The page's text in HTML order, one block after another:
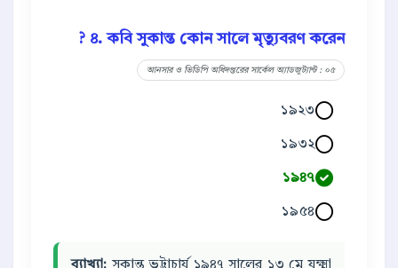
৪. কবি সুকান্ত কোন সালে মৃত্যুবরণ করেন ?
আনসার ও ভিডিপি অধিদপ্তরের সার্কেল অ্যাডজুট্যান্ট : ০৫
১৯২৩
১৯৩২
১৯৪৭
১৯৫৪